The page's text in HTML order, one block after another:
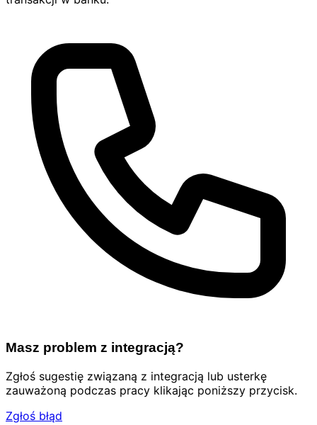
Masz problem z integracją?
Zgłoś sugestię związaną z integracją lub usterkę
zauważoną podczas pracy klikając poniższy przycisk.
Zgłoś błąd